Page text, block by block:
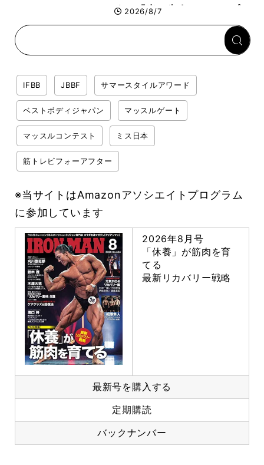
する「米＋牛肉」のシンプル
回復メシとは？
2026/8/7
IFBB JBBF サマースタイルアワード
ベストボディジャパン マッスルゲート
マッスルコンテスト ミス日本
筋トレビフォーアフター
※当サイトはAmazonアソシエイトプログラム
に参加しています
2026年8月号
「休養」が筋肉を育
てる
最新リカバリー戦略
最新号を購入する
定期購読
バックナンバー